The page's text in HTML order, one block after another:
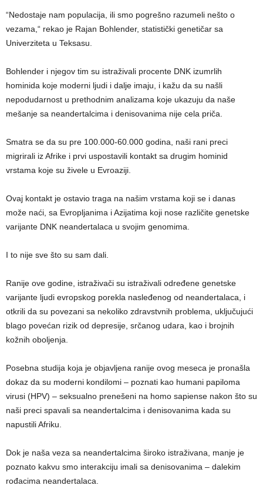
“Nedostaje nam populacija, ili smo pogrešno razumeli nešto o
vezama,“ rekao je Rajan Bohlender, statistički genetičar sa
Univerziteta u Teksasu.
Bohlender i njegov tim su istraživali procente DNK izumrlih
hominida koje moderni ljudi i dalje imaju, i kažu da su našli
nepodudarnost u prethodnim analizama koje ukazuju da naše
mešanje sa neandertalcima i denisovanima nije cela priča.
Smatra se da su pre 100.000-60.000 godina, naši rani preci
migrirali iz Afrike i prvi uspostavili kontakt sa drugim hominid
vrstama koje su živele u Evroaziji.
Ovaj kontakt je ostavio traga na našim vrstama koji se i danas
može naći, sa Evropljanima i Azijatima koji nose različite genetske
varijante DNK neandertalaca u svojim genomima.
I to nije sve što su sam dali.
Ranije ove godine, istraživači su istraživali određene genetske
varijante ljudi evropskog porekla nasleđenog od neandertalaca, i
otkrili da su povezani sa nekoliko zdravstvnih problema, uključujući
blago povećan rizik od depresije, srčanog udara, kao i brojnih
kožnih oboljenja.
Posebna studija koja je objavljena ranije ovog meseca je pronašla
dokaz da su moderni kondilomi – poznati kao humani papiloma
virusi (HPV) – seksualno prenešeni na homo sapiense nakon što su
naši preci spavali sa neandertalcima i denisovanima kada su
napustili Afriku.
Dok je naša veza sa neandertalcima široko istraživana, manje je
poznato kakvu smo interakciju imali sa denisovanima – dalekim
rođacima neandertalaca.